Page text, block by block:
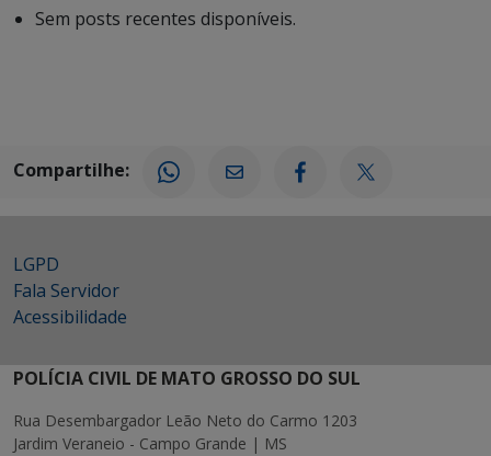
Sem posts recentes disponíveis.
Compartilhe:
LGPD
Fala Servidor
Acessibilidade
POLÍCIA CIVIL DE MATO GROSSO DO SUL
Rua Desembargador Leão Neto do Carmo 1203
Jardim Veraneio - Campo Grande | MS